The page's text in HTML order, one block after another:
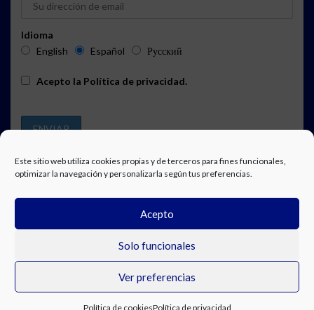
Este sitio web utiliza cookies propias y de terceros para fines funcionales,
optimizar la navegación y personalizarla según tus preferencias.
Acepto
Solo funcionales
Ver preferencias
Política de cookiesPolítica de privacidad
Idioma
English
Español Русский
Acepto la Política de privacidad.
SUSCRIPCIÓN A LA AGENDA
TRABAJA CON NOSOTROS
© Costa Blanca Up. All rights reserved.